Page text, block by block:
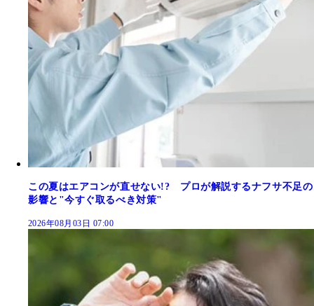
この夏はエアコンが直せない!? プロが解説するナフサ不足の
影響と"今すぐ取るべき対策"
2026年08月03日 07:00